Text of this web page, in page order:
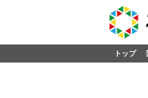
トップ